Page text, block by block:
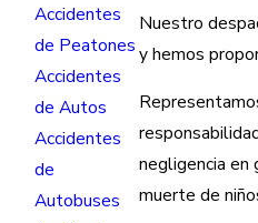
Nuestro
y hemos
negligencia en
muerte de
Accidentes
de Peatones
Accidentes
de Autos
Accidentes
de
Autobuses